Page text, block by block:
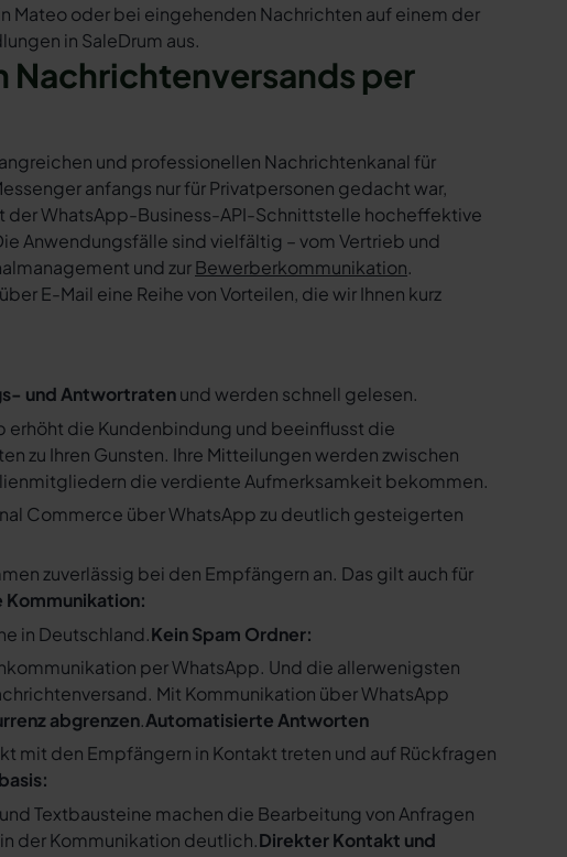
Mateo oder bei eingehenden Nachrichten auf einem der
in SaleDrum aus.
per
und professionellen Nachrichtenkanal für
anfangs nur für Privatpersonen gedacht war,
der WhatsApp-Business-API-Schnittstelle hocheffektive
Anwendungsfälle sind vielfältig – vom Vertrieb und
und zurBewerberkommunikation.
E-Mail eine Reihe von Vorteilen, die wir Ihnen kurz
und Antwortratenund werden schnell gelesen.
erhöht die Kundenbindung und beeinflusst die
zu Ihren Gunsten. Ihre Mitteilungen werden zwischen
die verdiente Aufmerksamkeit bekommen.
Commerce über WhatsApp zu deutlich gesteigerten
zuverlässig bei den Empfängern an. Das gilt auch für
Kommunikation:
in Deutschland.Kein Spam Ordner:
per WhatsApp. Und die allerwenigsten
Mit Kommunikation über WhatsApp
abgrenzen.Automatisierte Antworten
mit den Empfängern in Kontakt treten und auf Rückfragen
Textbausteine machen die Bearbeitung von Anfragen
der Kommunikation deutlich.Direkter Kontakt und